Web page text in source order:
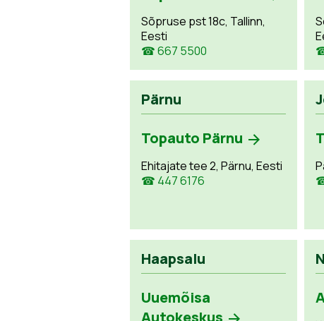
Sõpruse pst 18c, Tallinn,
Eesti
☎ 667 5500
Pärnu
Topauto Pärnu
Ehitajate tee 2, Pärnu, Eesti
☎ 447 6176
Haapsalu
Uuemõisa
Autokeskus